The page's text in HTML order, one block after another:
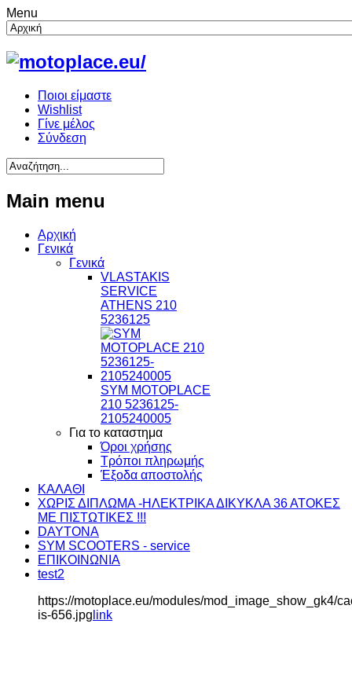
Menu
Ποιοι είμαστε
Wishlist
Γίνε μέλος
Σύνδεση
Main menu
Αρχική
Γενικά
Γενικά
VLASTAKIS
SERVICE
ATHENS 210
5236125
SYM MOTOPLACE
210 5236125-
2105240005
Για το καταστημα
Όροι χρήσης
Τρόποι πληρωμής
Έξοδα αποστολής
ΚΑΛΑΘΙ
ΧΩΡΙΣ ΔΙΠΛΩΜΑ -ΗΛΕΚΤΡΙΚΑ ΔΙΚΥΚΛΑ 36 ΑΤΟΚΕΣ
ΜΕ ΠΙΣΤΩΤΙΚΕΣ !!!
DAYTONA
SYM SCOOTERS - service
ΕΠΙΚΟΙΝΩΝΙΑ
test2
https://motoplace.eu/modules/mod_image_show_gk4/
is-656.jpg link